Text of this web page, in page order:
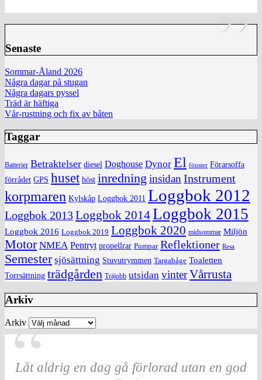
Senaste
Sommar-Åland 2026
Några dagar på stugan
Några dagars pyssel
Träd är häftiga
Vår-rustning och fix av båten
Taggar
Batterier Betraktelser diesel Doghouse Dynor El fönster Förarsoffa
förrådet GPS huset höst inredning insidan Instrument
korpmaren Kylskåp Loggbok 2011 Loggbok 2012
Loggbok 2013Loggbok 2014Loggbok 2015
Loggbok 2016 Loggbok 2019 Loggbok 2020 midsommar Miljön
Motor NMEA Pentryt propellrar Pumpar Reflektioner Resa
Semester sjösättning Stuvutrymmen Targabåge Toaletten
Torrsättning trädgården Träjobb utsidan vinterVårrusta
Arkiv
Arkiv
Låt aldrig en dag gå förlorad utan en god